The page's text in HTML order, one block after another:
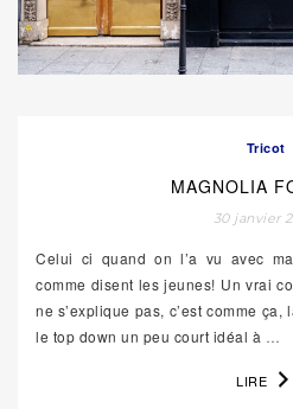
Tricot
MAGNOLIA
30 janvier
Celui ci quand on l’a vu avec
comme disent les jeunes! Un vrai
ne s’explique pas, c’est comme
le top down un peu court idéal à …
LIRE